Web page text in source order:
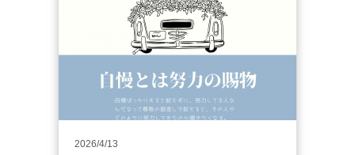
2026/4/13